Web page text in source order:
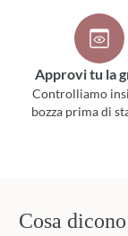
Approvi tu la
Controlliamo
bozza prima di
Cosa